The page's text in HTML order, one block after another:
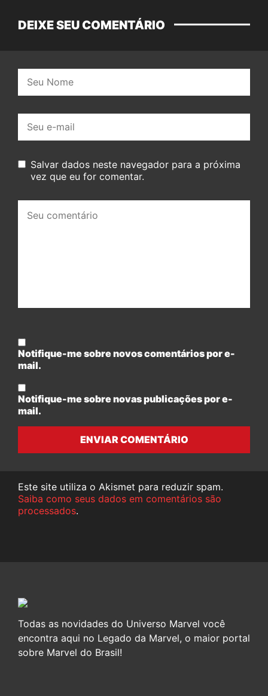
DEIXE SEU COMENTÁRIO
mail:
Salvar dados neste navegador para a próxima
vez que eu for comentar.
comentário:
Notifique-me sobre novos comentários por e-
mail.
Notifique-me sobre novas publicações por e-
mail.
ENVIAR COMENTÁRIO
Este site utiliza o Akismet para reduzir spam.
Saiba como seus dados em comentários são
processados.
Todas as novidades do Universo Marvel você
encontra aqui no Legado da Marvel, o maior portal
sobre Marvel do Brasil!